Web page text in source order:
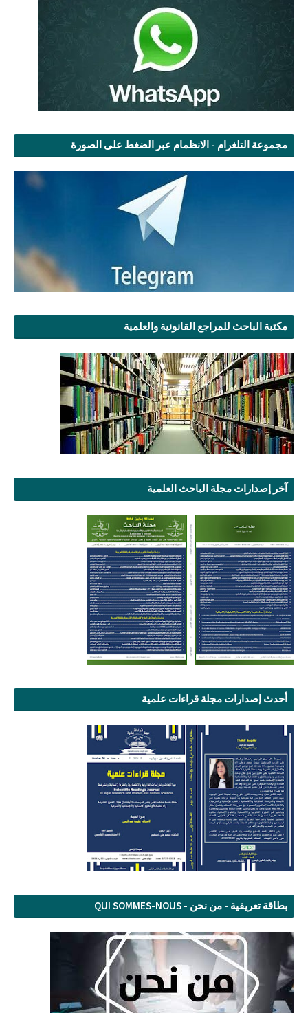
مجموعة التلغرام - الانظمام عبر الضغط على الصورة
مكتبة الباحث للمراجع القانونية والعلمية
آخر إصدارات مجلة الباحث العلمية
أحدث إصدارات مجلة قراءات علمية
بطاقة تعريفية - من نحن - QUI SOMMES-NOUS